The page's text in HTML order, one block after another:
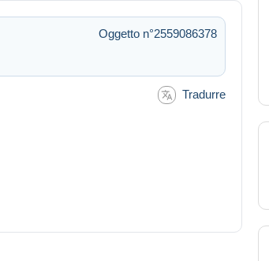
Oggetto n°2559086378
Tradurre